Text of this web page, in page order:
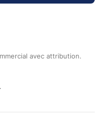
avec attribution.